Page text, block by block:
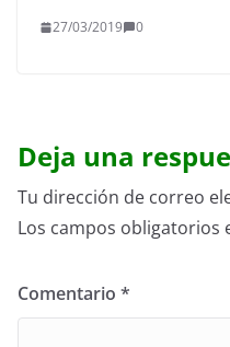
27/03/2019 0
Deja una
Tu dirección de correo
Los campos obligatorios
Comentario *